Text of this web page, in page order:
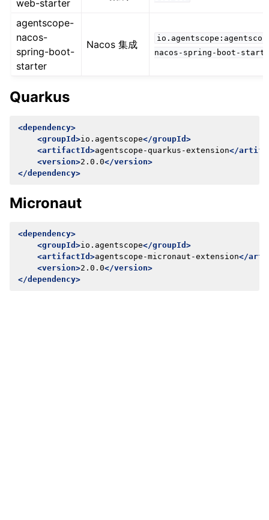
web-starter
agentscope-
nacos-
spring-boot-
starter
Nacos 集成
nacos-spring-boot-
Quarkus
<dependency>
<groupId>io.agentscope</groupId>
<artifactId>agentscope-quarkus-extension</
<version>2.0.0</version>
</dependency>
Micronaut
<dependency>
<groupId>io.agentscope</groupId>
<artifactId>agentscope-micronaut-extension</
<version>2.0.0</version>
</dependency>